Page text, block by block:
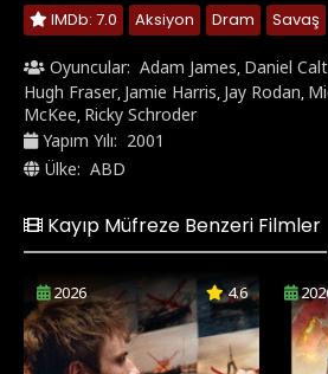
IMDb: 7.0 Aksiyon Dram Savaş
Oyuncular: Adam James, Daniel
Hugh Fraser, Jamie Harris, Jay Rodan,
McKee, Ricky Schroder
Yapım Yılı: 2001
Ülke: ABD
Kayıp Müfreze Benzeri Filmler
2026 4.6